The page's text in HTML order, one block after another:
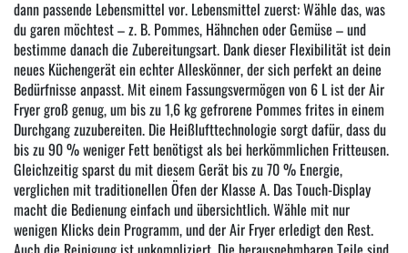
dann passende Lebensmittel vor. Lebensmittel zuerst: Wähle das, was
du garen möchtest – z. B. Pommes, Hähnchen oder Gemüse – und
bestimme danach die Zubereitungsart. Dank dieser Flexibilität ist dein
neues Küchengerät ein echter Alleskönner, der sich perfekt an deine
Bedürfnisse anpasst. Mit einem Fassungsvermögen von 6 L ist der Air
Fryer groß genug, um bis zu 1,6 kg gefrorene Pommes frites in einem
Durchgang zuzubereiten. Die Heißlufttechnologie sorgt dafür, dass du
bis zu 90 % weniger Fett benötigst als bei herkömmlichen Fritteusen.
Gleichzeitig sparst du mit diesem Gerät bis zu 70 % Energie,
verglichen mit traditionellen Öfen der Klasse A. Das Touch-Display
macht die Bedienung einfach und übersichtlich. Wähle mit nur
wenigen Klicks dein Programm, und der Air Fryer erledigt den Rest.